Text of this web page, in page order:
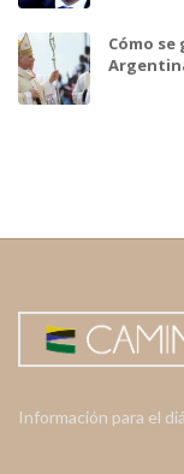
Cómo se
Información para el